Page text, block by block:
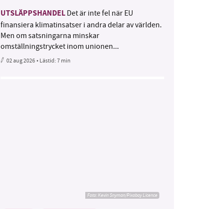
UTSLÄPPSHANDEL Det är inte fel när EU
finansiera klimatinsatser i andra delar av världen.
Men om satsningarna minskar
omställningstrycket inom unionen...
02 aug 2026• Lästid:7 min
Foto:Kevin Snyman/Pixabay Licence